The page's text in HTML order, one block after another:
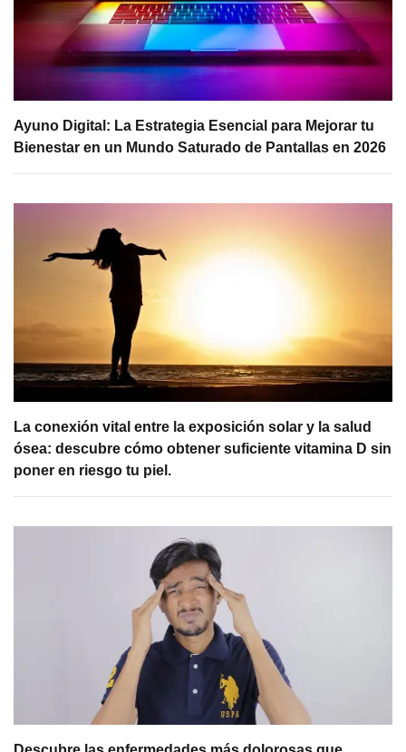
Ayuno Digital: La Estrategia Esencial para Mejorar tu
Bienestar en un Mundo Saturado de Pantallas en 2026
La conexión vital entre la exposición solar y la salud
ósea: descubre cómo obtener suficiente vitamina D sin
poner en riesgo tu piel.